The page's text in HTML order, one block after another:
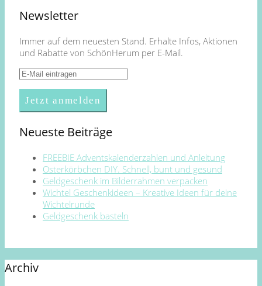
Newsletter
Immer auf dem neuesten Stand. Erhalte Infos, Aktionen
und Rabatte von SchönHerum per E-Mail.
Neueste Beiträge
FREEBIE Adventskalenderzahlen und Anleitung
Osterkörbchen DIY. Schnell, bunt und gesund
Geldgeschenk im Bilderrahmen verpacken
Wichtel Geschenkideen – Kreative Ideen für deine
Wichtelrunde
Geldgeschenk basteln
Archiv